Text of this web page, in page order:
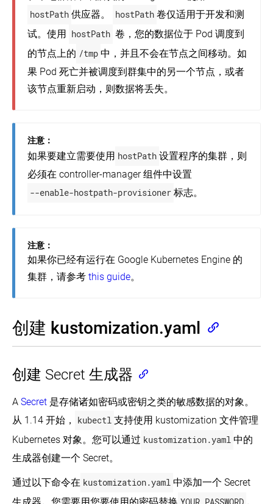
hostPath 供应器。 hostPath 卷仅适用于开发和测
试。使用 hostPath 卷，您的数据位于 Pod 调度到
的节点上的 /tmp 中，并且不会在节点之间移动。如
果 Pod 死亡并被调度到群集中的另一个节点，或者
该节点重新启动，则数据将丢失。
注意：
如果要建立需要使用 hostPath 设置程序的集群，则
必须在 controller-manager 组件中设置
--enable-hostpath-provisioner 标志。
注意：
如果你已经有运行在 Google Kubernetes Engine 的
集群，请参考 this guide。
创建 kustomization.yaml
创建 Secret 生成器
A Secret 是存储诸如密码或密钥之类的敏感数据的对象。
从 1.14 开始，
kubectl 支持使用 kustomization 文件管理
Kubernetes 对象。您可以通过 kustomization.yaml 中的
生成器创建一个 Secret。
通过以下命令在 kustomization.yaml 中添加一个 Secret